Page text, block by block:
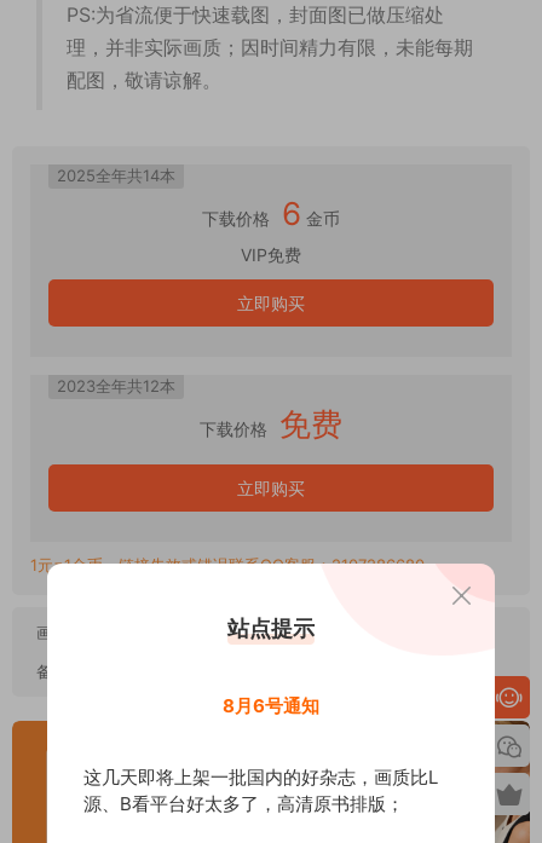
PS:为省流便于快速载图，封面图已做压缩处
理，并非实际画质；因时间精力有限，未能每期
配图，敬请谅解。
2025全年共14本
下载价格 6 金币
VIP免费
立即购买
2023全年共12本
下载价格 免费
立即购买
1元=1金币，链接失效或错误联系QQ客服：2107286680
画质：
备注：
站点提示
8月6号通知
这几天即将上架一批国内的好杂志，画质比L
源、B看平台好太多了，高清原书排版；